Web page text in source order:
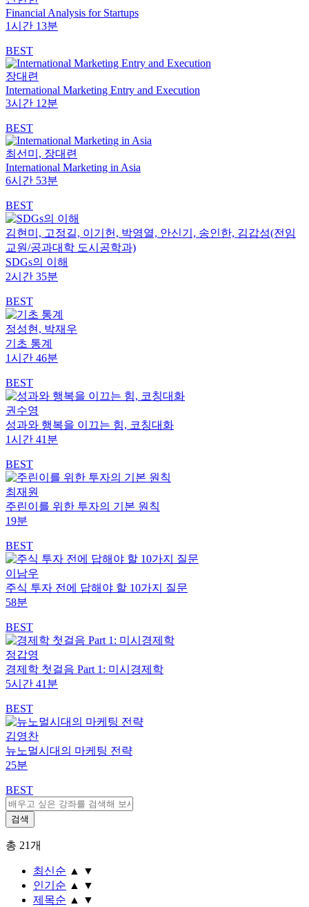
Financial Analysis for Startups
1시간 13분
BEST
장대련
International Marketing Entry and Execution
3시간 12분
BEST
최선미, 장대련
International Marketing in Asia
6시간 53분
BEST
김현미, 고정길, 이기헌, 박영열, 안신기, 송인한, ­김갑성(전임
교원/공과대학 도시공학과)
SDGs의 이해
2시간 35분
BEST
정성현, 박재우
기초 통계
1시간 46분
BEST
권수영
성과와 행복을 이끄는 힘, 코칭대화
1시간 41분
BEST
최재원
주린이를 위한 투자의 기본 원칙
19분
BEST
이남우
주식 투자 전에 답해야 할 10가지 질문
58분
BEST
정갑영
경제학 첫걸음 Part 1: 미시경제학
5시간 41분
BEST
김영찬
뉴노멀시대의 마케팅 전략
25분
BEST
총 21개
최신순 ▲
▼
인기순 ▲
▼
제목순 ▲ ▼